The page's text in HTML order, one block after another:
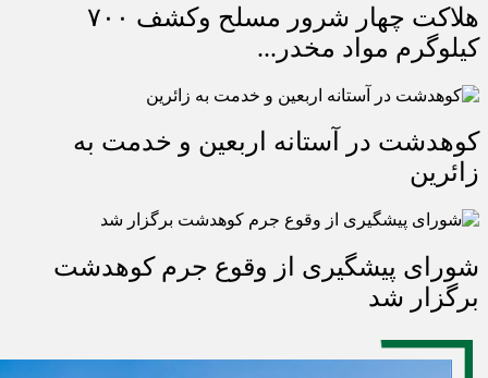
هلاکت چهار شرور مسلح وکشف ۷۰۰
کیلوگرم مواد مخدر...
کوهدشت در آستانه اربعین و خدمت‌ به
زائرین
شورای پیشگیری از وقوع جرم کوهدشت
برگزار شد